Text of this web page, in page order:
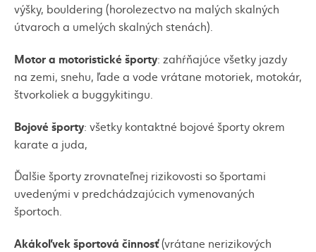
výšky, bouldering (horolezectvo na malých skalných
útvaroch a umelých skalných stenách).
Motor a motoristické športy: zahŕňajúce všetky jazdy
na zemi, snehu, ľade a vode vrátane motoriek, motokár,
štvorkoliek a buggykitingu
Bojové športy: všetky kontaktné bojové športy okrem
karate a juda,
Ďalšie športy zrovnateľnej rizikovosti so športami
uvedenými v predchádzajúcich vymenovaných
športoch.
Akákoľvek športová činnosť(vrátane nerizikových